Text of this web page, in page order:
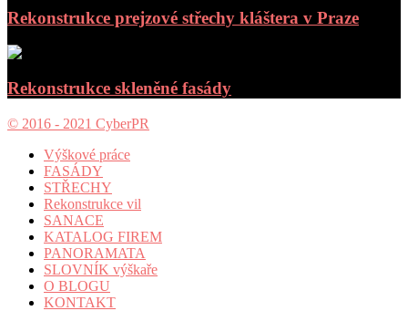
Rekonstrukce prejzové střechy kláštera v Praze
Rekonstrukce skleněné fasády
© 2016 - 2021 CyberPR
Výškové práce
FASÁDY
STŘECHY
Rekonstrukce vil
SANACE
KATALOG FIREM
PANORAMATA
SLOVNÍK výškaře
O BLOGU
KONTAKT